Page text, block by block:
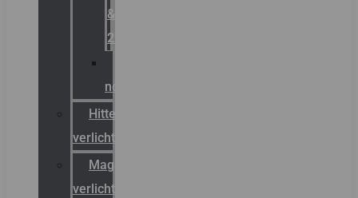
&
22
noodverlichting
Hittebestendige
verlichting
Magazijn
verlichting